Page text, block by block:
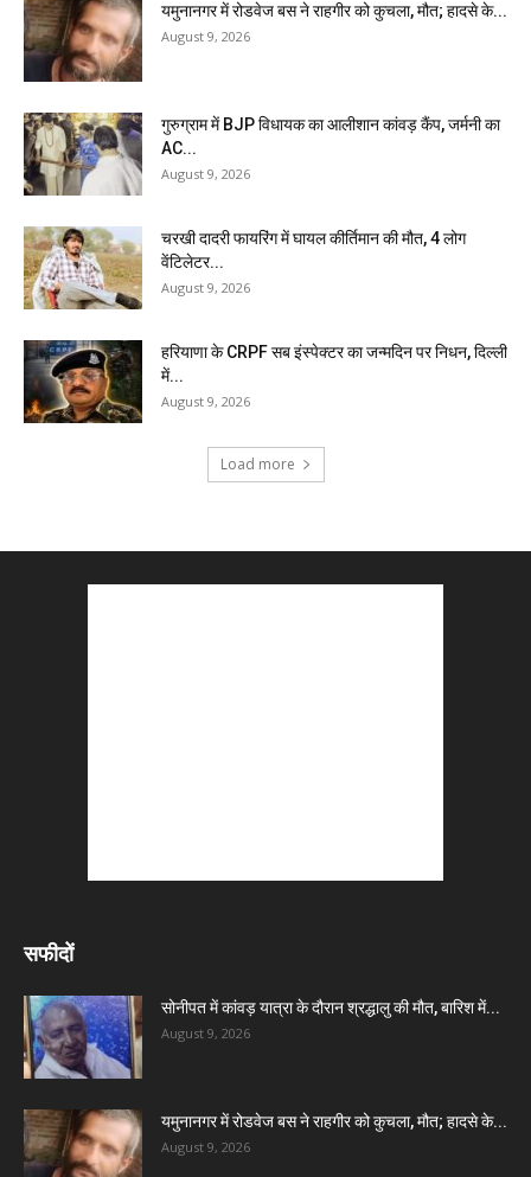
यमुनानगर में रोडवेज बस ने राहगीर को कुचला, मौत; हादसे के...
August 9, 2026
गुरुग्राम में BJP विधायक का आलीशान कांवड़ कैंप, जर्मनी का
AC...
August 9, 2026
चरखी दादरी फायरिंग में घायल कीर्तिमान की मौत, 4 लोग
वेंटिलेटर...
August 9, 2026
हरियाणा के CRPF सब इंस्पेक्टर का जन्मदिन पर निधन, दिल्ली
में...
August 9, 2026
Load more
सफीदों
सोनीपत में कांवड़ यात्रा के दौरान श्रद्धालु की मौत, बारिश में...
August 9, 2026
यमुनानगर में रोडवेज बस ने राहगीर को कुचला, मौत; हादसे के...
August 9, 2026